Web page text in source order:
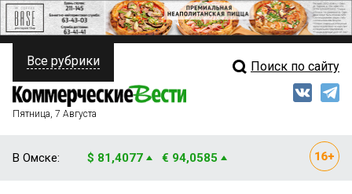
ПОЛИТИКА
ФИНАНСЫ
Свежий выпуск
Все рубрики Поиск по сайту
Пятница, 7 Августа
В Омске: $ 81,4077 € 94,0585